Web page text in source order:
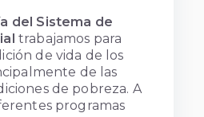
del Sistema de
trabajamos para
de vida de los
de las
de pobreza. A
programas